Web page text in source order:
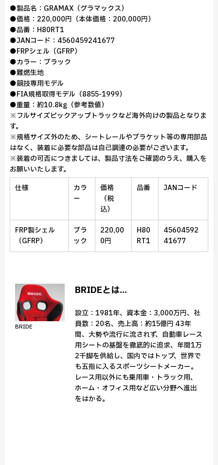
●製品名：GRAMAX（グラマックス）
●価格：220,000円（本体価格：200,000円）
●品番：H80RT1
●JANコード：4560459241677
●FRPシェル（GFRP）
●カラー：ブラック
●難燃生地
●競技専用モデル
●FIA規格取得モデル（8855-1999）
●重量：約10.8kg（参考数値）
※フルサイズピックアップトラックなど海外向けの製品となりま
す。
※規格サイズ外のため、シートレールやブラケット等の専用部品
はなく、装着に必要な部品は自己調達の必要がございます。
※装着の可否につきましては、製品寸法をご確認のうえ、購入を
お願いいたします。
仕様
カラ
ー
価格
（税
込）
品番 JANコード
FRP製シェル
（GFRP）
ブラ
ック
220,00
0円
H80
RT1
45604592
41677
BRIDE
BRIDEとは...
設立：1981年、資本金：3,000万円、社
員数：20名、売上高：約15億円 43年
間、大勢や流行に流されず、自動車レース
用シートの基盤を徹底的に追求、年間1万
2千脚を供給し、国内ではトップ、世界で
も五指に入るスポーツシートメーカー。
レース用以外にも乗用車・トラック用、
ホーム・オフィス用など広い分野へ進出
をはかる。